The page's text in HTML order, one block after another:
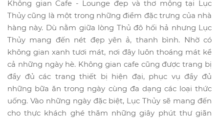
Không gian Cafe - Lounge đẹp và thơ mộng tại Lục
Thủy cũng là một trong những điểm đặc trưng của nhà
hàng này. Dù nằm giữa lòng Thủ đô hối hả nhưng Lục
Thủy mang đến nét đẹp yên ả, thanh bình. Nhờ có
không gian xanh tươi mát, nơi đây luôn thoáng mát kể
cả những ngày hè. Không gian cafe cũng được trang bị
đầy đủ các trang thiết bị hiện đại, phục vụ đầy đủ
những bữa ăn trong ngày cùng đa dạng các loại thức
uống. Vào những ngày đặc biệt, Lục Thủy sẽ mang đến
cho thực khách ghé thăm những giây phút thư giãn